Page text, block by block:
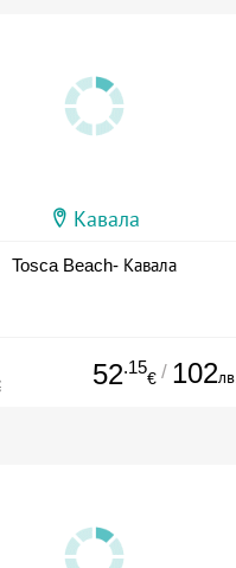
Кавала
Tosca Beach- Кавала
52.15
€ / 102лв.